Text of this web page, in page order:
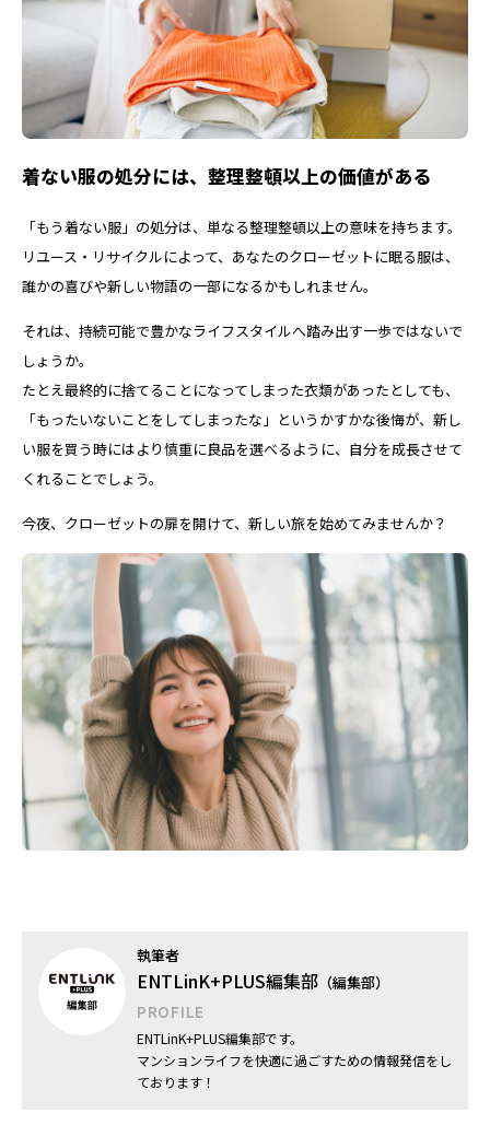
着ない服の処分には、整理整頓以上の価値がある
「もう着ない服」の処分は、単なる整理整頓以上の意味を持ちます。
リユース・リサイクルによって、あなたのクローゼットに眠る服は、
誰かの喜びや新しい物語の一部になるかもしれません。
それは、持続可能で豊かなライフスタイルへ踏み出す一歩ではないで
しょうか。
たとえ最終的に捨てることになってしまった衣類があったとしても、
「もったいないことをしてしまったな」というかすかな後悔が、新し
い服を買う時にはより慎重に良品を選べるように、自分を成長させて
くれることでしょう。
今夜、クローゼットの扉を開けて、新しい旅を始めてみませんか？
執筆者
ENTLinK+PLUS編集部 （編集部）
PROFILE
ENTLinK+PLUS編集部です。
マンションライフを快適に過ごすための情報発信をし
ております！